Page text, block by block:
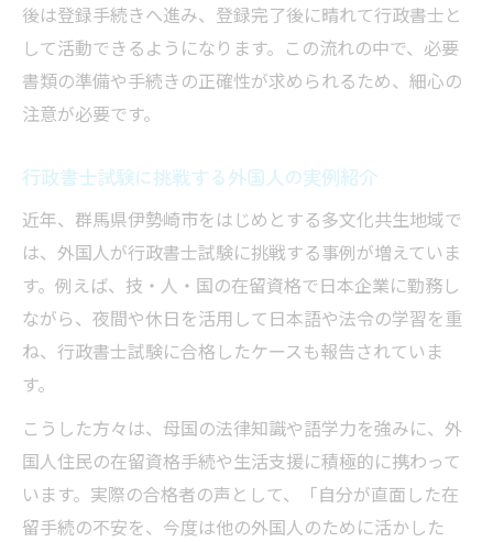
後は登録手続きへ進み、登録完了後に晴れて行政書士と
して活動できるようになります。この流れの中で、必要
書類の準備や手続きの正確性が求められるため、細心の
注意が必要です。
行政書士試験に挑戦する外国人の実例紹介
近年、群馬県伊勢崎市をはじめとする多文化共生地域で
は、外国人が行政書士試験に挑戦する事例が増えていま
す。例えば、技・人・国の在留資格で日本企業に勤務し
ながら、夜間や休日を活用して日本語や法令の学習を重
ね、行政書士試験に合格したケースも報告されていま
す。
こうした方々は、母国の法律知識や語学力を強みに、外
国人住民の在留資格手続や生活支援に積極的に携わって
います。実際の合格者の声として、「自分が直面した在
留手続の不安を、今度は他の外国人のために活かした